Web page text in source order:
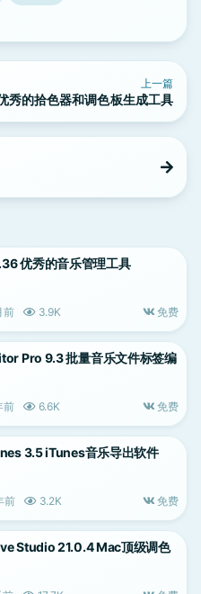
上一篇
秀的拾色器和调色板生成工具
优秀的音乐管理工具
前 3.9K 免费
Pro 9.3 批量音乐文件标签编
前 6.6K 免费
3.5 iTunes音乐导出软件
前 3.2K 免费
Studio 21.0.4 Mac顶级调色